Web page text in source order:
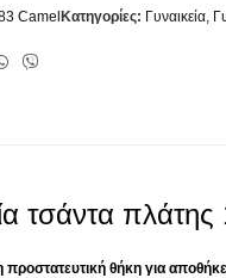
Camel Κατηγορίες: Γυναικεία,
τσάντα
προστατευτική θήκη για